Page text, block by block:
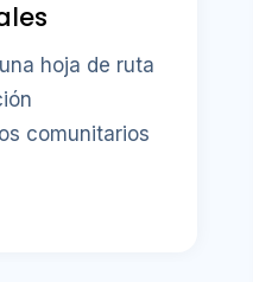
hoja de ruta
comunitarios